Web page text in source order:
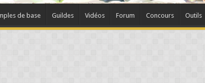
de base Guildes Vidéos Forum Concours Outils